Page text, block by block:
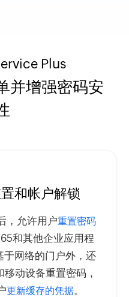
Plus
并增强密码安
和帐户解锁
，允许用户重置密码
和其他企业应用程
于网络的门户外，还
动设备重置密码，
更新缓存的凭据。